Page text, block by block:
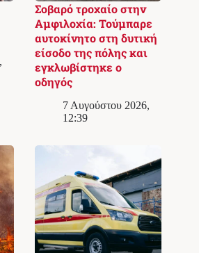
Σοβαρό τροχαίο στην
Αμφιλοχία: Τούμπαρε
αυτοκίνητο στη δυτική
είσοδο της πόλης και
εγκλωβίστηκε ο
οδηγός
7 Αυγούστου 2026,
12:39